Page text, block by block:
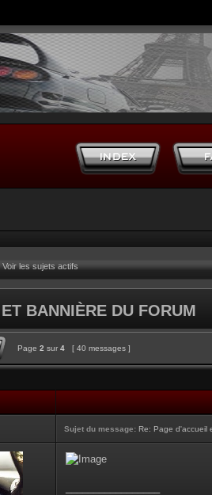
Voir les sujets actifs
BANNIÈRE DU FORUM
Page 2 sur 4 [ 40 messages ]
Sujet du message: Re: Page d'accueil